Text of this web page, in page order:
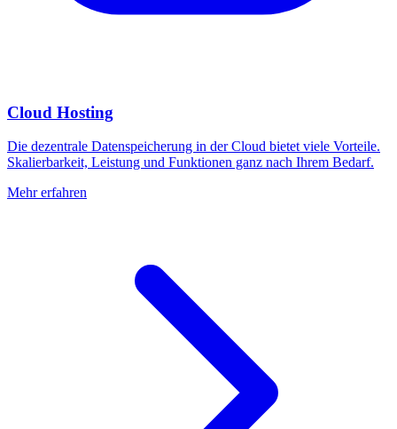
Cloud Hosting
Die dezentrale Datenspeicherung in der Cloud bietet viele Vorteile.
Skalierbarkeit, Leistung und Funktionen ganz nach Ihrem Bedarf.
Mehr erfahren